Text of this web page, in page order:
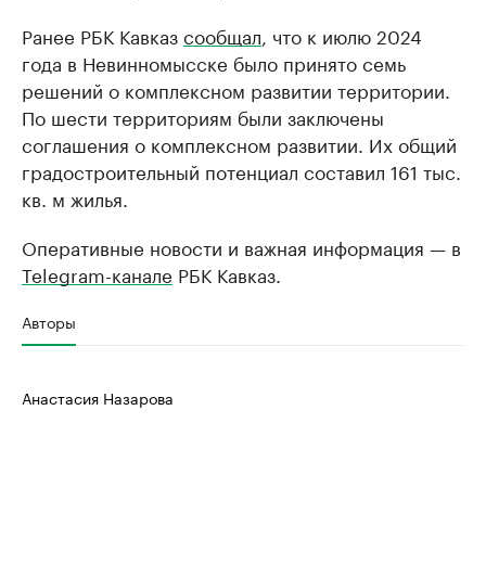
Ранее РБК Кавказсообщал , что к июлю 2024
года в Невинномысске было принято семь
решений о комплексном развитии территории.
По шести территориям были заключены
соглашения о комплексном развитии. Их общий
градостроительный потенциал составил 161 тыс.
кв. м жилья.
Оперативные новости и важная информация — в
Telegram-канале РБК Кавказ.
Авторы
Анастасия Назарова